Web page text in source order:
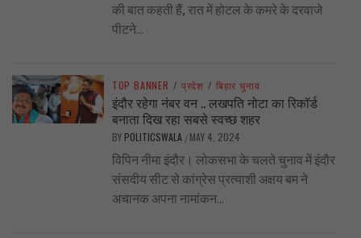
की बात कहती हैं, रात में होटल के कमरे के दरवाजे
पीटने...
TOP BANNER / प्रदेश / बिहार चुनाव
इंदौर रहेगा नंबर वन .. लखपति नोटा का रिकॉर्ड
बनाता दिख रहा सबसे स्वच्छ शहर
BY POLITICSWALA / MAY 4, 2024
विपिन नीमा इंदौर। लोकसभा के चलते चुनाव में इंदौर
संसदीय सीट से कांग्रेस प्रत्याशी अक्षय बम ने
अचानक अपना नामांकन...